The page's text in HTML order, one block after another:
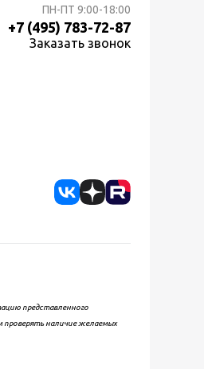
ПН-ПТ 9:00-18:00
+7 (495) 783-72-87
Заказать звонок
представленного
проверять наличие желаемых